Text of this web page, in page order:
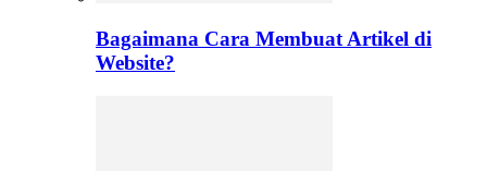
Bagaimana Cara Membuat Artikel di
Website?